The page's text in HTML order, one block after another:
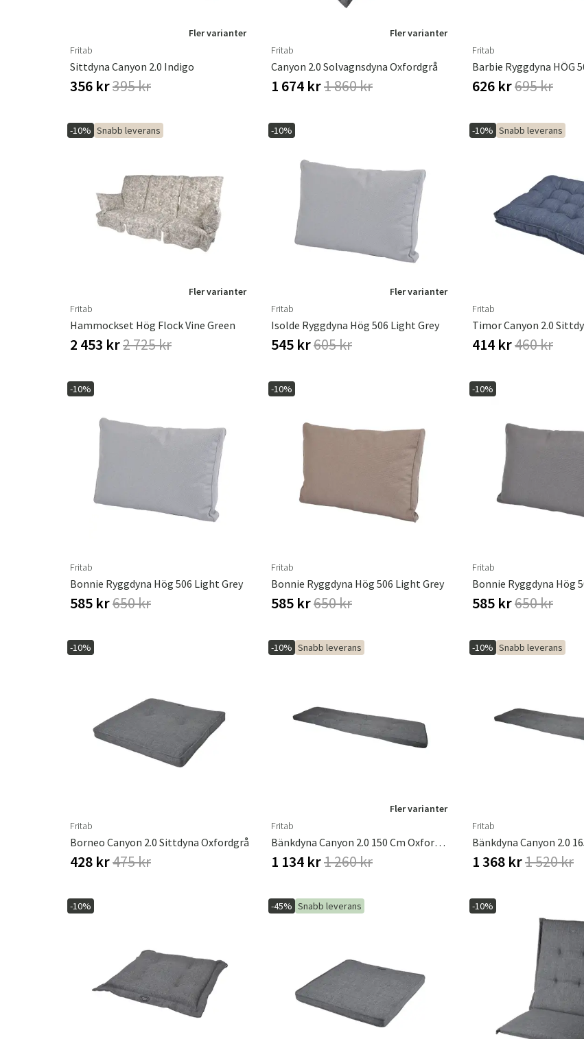
Danmark
Norge
Fler varianter
Fritab
Sittdyna Canyon 2.0 Indigo
356 kr395 kr
Fler varianter
Fritab
Canyon 2.0 Solvagnsdyna Oxfordgrå
1 674 kr1 860 kr
Fritab
Barbie Ryggdyna HÖG
626 kr695 kr
-10% Snabb leverans
Fler varianter
Fritab
Hammockset Hög Flock Vine Green
2 453 kr2 725 kr
-10%
Fler varianter
Fritab
Isolde Ryggdyna Hög 506 Light Grey
545 kr605 kr
-10% Snabb leverans
Fritab
Timor Canyon 2.0
414 kr460 kr
-10%
Fritab
Bonnie Ryggdyna Hög 506 Light Grey
585 kr650 kr
-10%
Fritab
Bonnie Ryggdyna Hög 506 Light Grey
585 kr650 kr
-10%
Fritab
Bonnie Ryggdyna Hög
585 kr650 kr
-10%
Fritab
Borneo Canyon 2.0 Sittdyna Oxfordgrå
428 kr475 kr
-10% Snabb leverans
Fler varianter
Fritab
Bänkdyna Canyon 2.0 150 Cm Oxfordgrå
1 134 kr1 260 kr
-10% Snabb leverans
Fritab
1 368 kr1 520 kr
-10% -45% Snabb leverans -10%